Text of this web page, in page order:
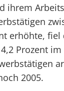
ihrem
erhöhte,
Prozent
2005.